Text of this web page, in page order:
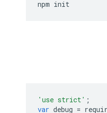
npm init
'use strict' ;
var debug =